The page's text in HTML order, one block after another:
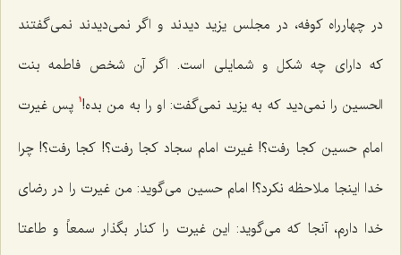
در چهارراه کوفه، در مجلس یزید دیدند و اگر نمى‌دیدند نمى‌گفتند
که داراى چه شکل و شمایلى است. اگر آن شخص فاطمه بنت
الحسین را نمى‌دید که به یزید نمى‌گفت: او را به من بده!1 پس غیرت
امام حسین کجا رفت؟! غیرت امام سجاد کجا رفت؟! کجا رفت؟! چرا
خدا اینجا ملاحظه نکرد؟! امام حسین مى‌گوید: من غیرت را در رضاى
خدا دارم، آنجا که مى‌گوید: این غیرت را کنار بگذار سمعاً و طاعتا